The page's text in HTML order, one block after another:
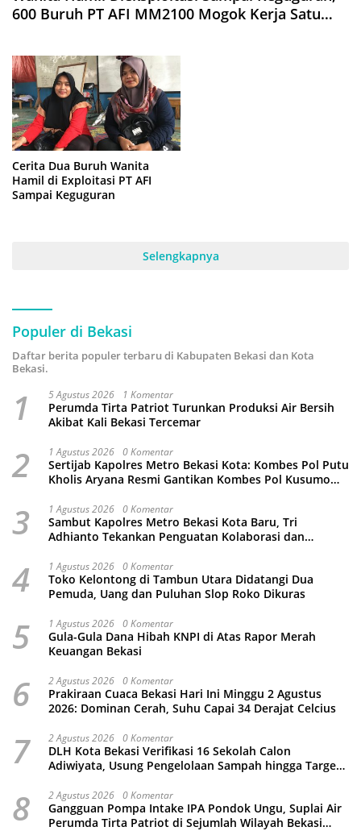
600 Buruh PT AFI MM2100 Mogok Kerja Satu
Cerita Dua Buruh Wanita
Hamil di Exploitasi PT AFI
Sampai Keguguran
Selengkapnya
Populer di Bekasi
Daftar berita populer terbaru di Kabupaten Bekasi dan Kota
Bekasi.
1 5 Agustus 2026 1 Komentar
Perumda Tirta Patriot Turunkan Produksi Air Bersih
Akibat Kali Bekasi Tercemar
2 1 Agustus 2026 0 Komentar
Sertijab Kapolres Metro Bekasi Kota: Kombes Pol Putu
Kholis Aryana Resmi Gantikan Kombes Pol Kusumo
3 1 Agustus 2026 0 Komentar
Sambut Kapolres Metro Bekasi Kota Baru, Tri
Adhianto Tekankan Penguatan Kolaborasi dan
4 1 Agustus 2026 0 Komentar
Toko Kelontong di Tambun Utara Didatangi Dua
Pemuda, Uang dan Puluhan Slop Roko Dikuras
5 1 Agustus 2026 0 Komentar
Gula-Gula Dana Hibah KNPI di Atas Rapor Merah
Keuangan Bekasi
6 2 Agustus 2026 0 Komentar
Prakiraan Cuaca Bekasi Hari Ini Minggu 2 Agustus
2026: Dominan Cerah, Suhu Capai 34 Derajat Celcius
7 2 Agustus 2026 0 Komentar
DLH Kota Bekasi Verifikasi 16 Sekolah Calon
Adiwiyata, Usung Pengelolaan Sampah hingga Target
8 2 Agustus 2026 0 Komentar
Gangguan Pompa Intake IPA Pondok Ungu, Suplai Air
Perumda Tirta Patriot di Sejumlah Wilayah Bekasi